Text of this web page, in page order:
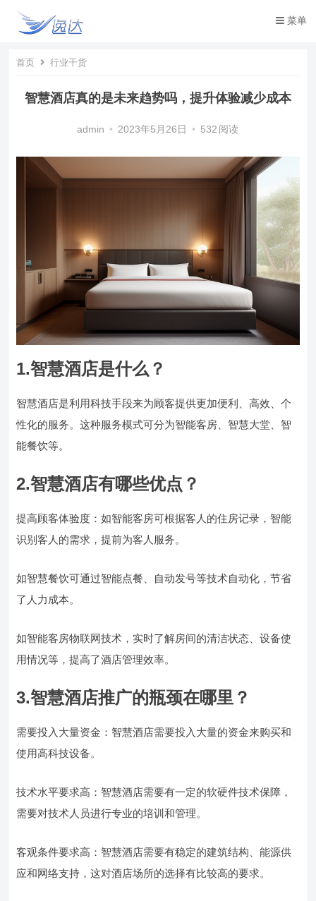
菜单
首页 行业干货
智慧酒店真的是未来趋势吗，提升体验减少成本
admin • 2023年5月26日 • 532 阅读
1.智慧酒店是什么？
智慧酒店是利用科技手段来为顾客提供更加便利、高效、个
性化的服务。这种服务模式可分为智能客房、智慧大堂、智
能餐饮等。
2.智慧酒店有哪些优点？
提高顾客体验度：如智能客房可根据客人的住房记录，智能
识别客人的需求，提前为客人服务。
如智慧餐饮可通过智能点餐、自动发号等技术自动化，节省
了人力成本。
如智能客房物联网技术，实时了解房间的清洁状态、设备使
用情况等，提高了酒店管理效率。
3.智慧酒店推广的瓶颈在哪里？
需要投入大量资金：智慧酒店需要投入大量的资金来购买和
使用高科技设备。
技术水平要求高：智慧酒店需要有一定的软硬件技术保障，
需要对技术人员进行专业的培训和管理。
客观条件要求高：智慧酒店需要有稳定的建筑结构、能源供
应和网络支持，这对酒店场所的选择有比较高的要求。